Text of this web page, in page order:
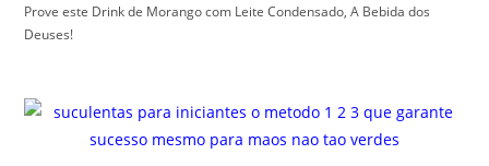
Prove este Drink de Morango com Leite Condensado, A Bebida dos
Deuses!